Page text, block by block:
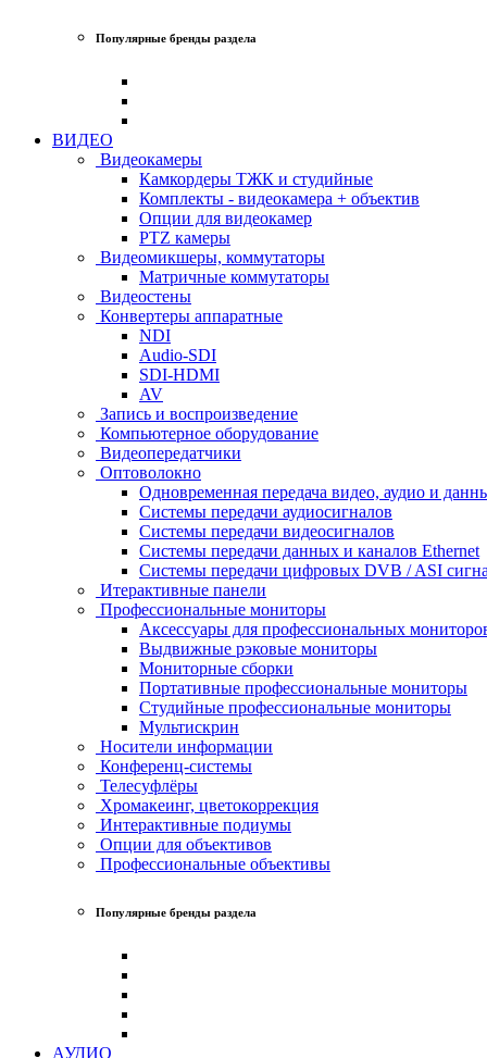
Популярные бренды раздела
ВИДЕО
Видеокамеры
Камкордеры ТЖК и студийные
Комплекты - видеокамера + объектив
Опции для видеокамер
PTZ камеры
Видеомикшеры, коммутаторы
Матричные коммутаторы
Видеостены
Конвертеры аппаратные
NDI
Audio-SDI
SDI-HDMI
AV
Запись и воспроизведение
Компьютерное оборудование
Видеопередатчики
Оптоволокно
Одновременная передача видео, аудио и
Системы передачи аудиосигналов
Системы передачи видеосигналов
Системы передачи данных и каналов Ethernet
Системы передачи цифровых DVB / ASI
Итерактивные панели
Профессиональные мониторы
Аксессуары для профессиональных
Выдвижные рэковые мониторы
Мониторные сборки
Портативные профессиональные мониторы
Студийные профессиональные мониторы
Мультискрин
Носители информации
Конференц-системы
Телесуфлёры
Хромакеинг, цветокоррекция
Интерактивные подиумы
Опции для объективов
Профессиональные объективы
Популярные бренды раздела
АУДИО